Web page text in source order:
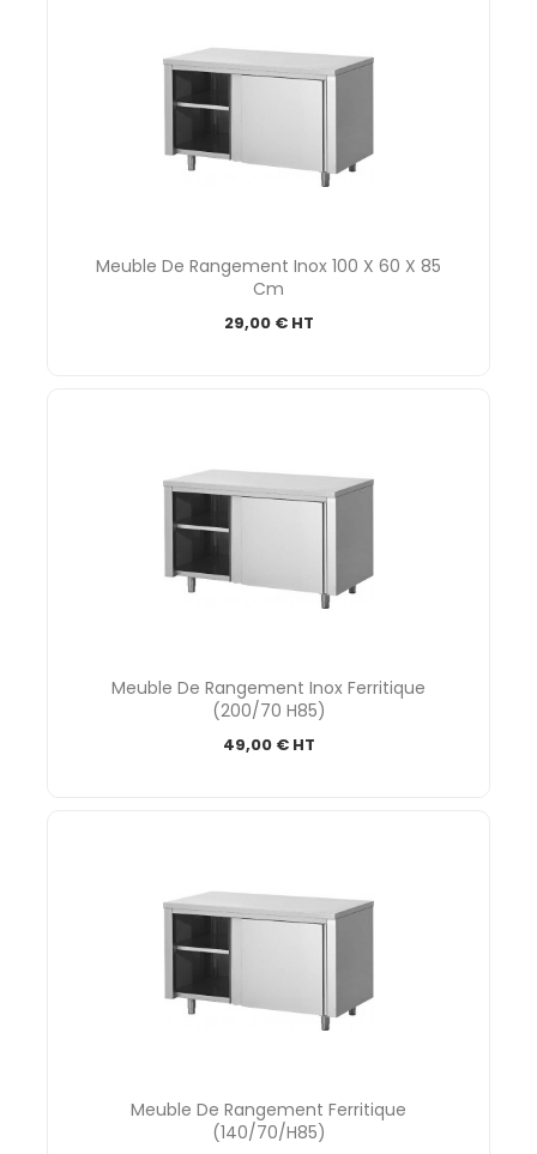
Meuble De Rangement Inox 100 X 60 X 85
Cm
29,00 € HT
Meuble De Rangement Inox Ferritique
(200/70 H85)
49,00 € HT
Meuble De Rangement Ferritique
(140/70/H85)